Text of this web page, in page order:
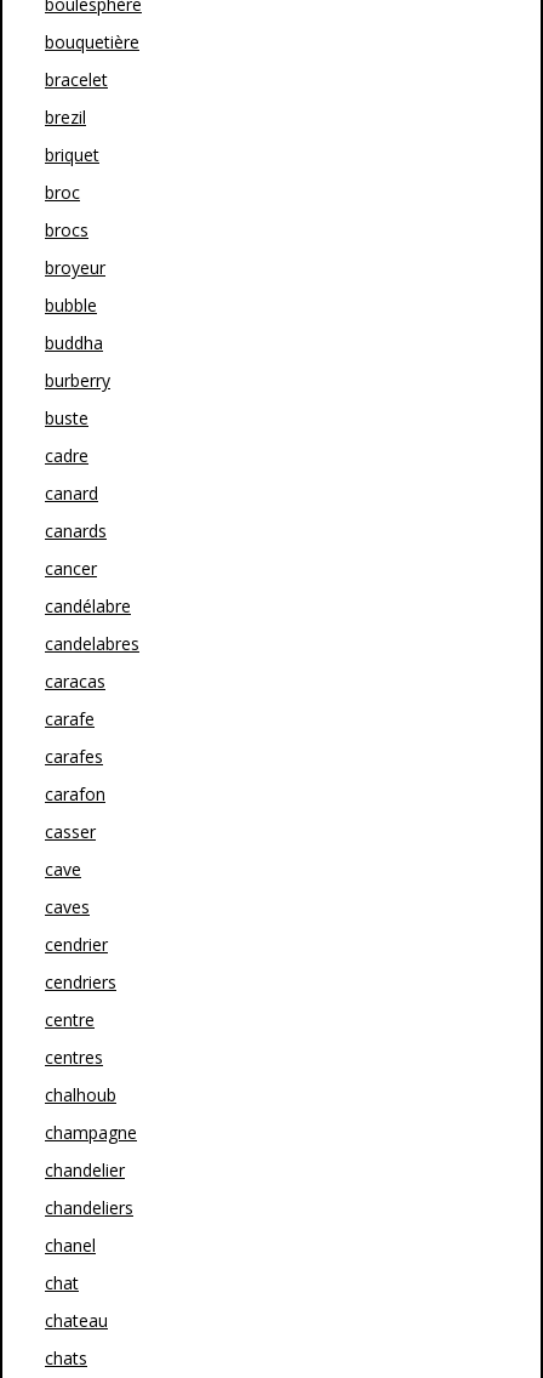
bouquetière
bracelet
brezil
briquet
broc
brocs
broyeur
bubble
buddha
burberry
buste
cadre
canard
canards
cancer
candélabre
candelabres
caracas
carafe
carafes
carafon
casser
cave
caves
cendrier
cendriers
centre
centres
chalhoub
champagne
chandelier
chandeliers
chanel
chat
chateau
chats